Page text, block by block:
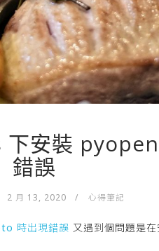
安裝
錯誤
2 月 13, 2020 / 心得筆記
時出現錯誤 又遇到個問題是